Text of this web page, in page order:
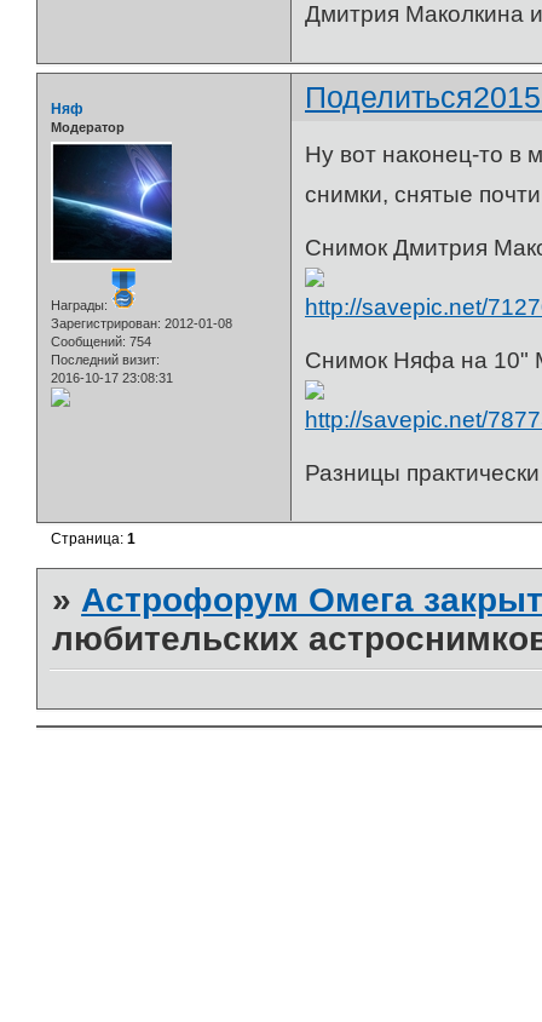
Дмитрия Маколкина
Поделиться
Няф
Модератор
Награды:
Зарегистрирован: 2012-01-08
Сообщений: 754
Последний визит:
2016-10-17 23:08:31
Ну вот наконец-то в
снимки, снятые
Снимок Дмитрия
Снимок Няфа на 10"
Разницы
Страница:1
» Астрофорум Омега
любительских